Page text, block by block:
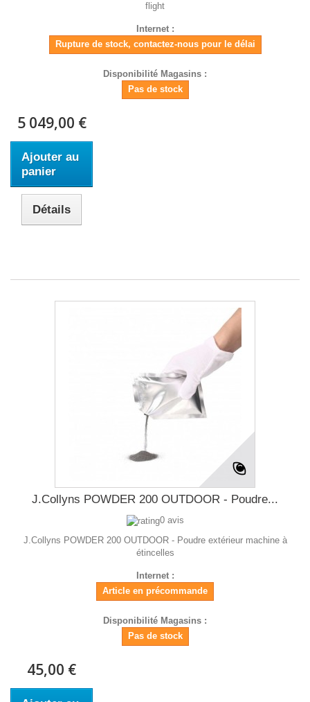
flight
Internet :
Rupture de stock, contactez-nous pour le délai
Disponibilité Magasins :
Pas de stock
5 049,00 €
Ajouter au
panier
Détails
J.Collyns POWDER 200 OUTDOOR - Poudre...
0 avis
J.Collyns POWDER 200 OUTDOOR - Poudre extérieur machine à
étincelles
Internet :
Article en précommande
Disponibilité Magasins :
Pas de stock
45,00 €